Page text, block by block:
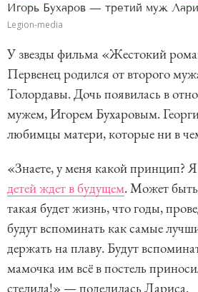
Игорь Бухаров — третий муж
Legion-media
У звезды фильма «Жестокий
Первенец родился от второго
Толордавы. Дочь появилась в
мужем, Игорем Бухаровым.
любимцы матери, которые ни в
«Знаете, у меня какой принцип?
детей ждет в будущем. Может
такая будет жизнь, что годы,
будут вспоминать как самые
держать на плаву. Будут
мамочка им всё в постель
стелила!» — поделилась Лариса.